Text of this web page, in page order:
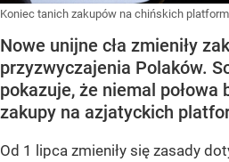
Koniec tanich zakupów na chińskich
Nowe unijne cła zmieniły
przyzwyczajenia Polaków.
pokazuje, że niemal połowa
zakupy na azjatyckich
Od 1 lipca zmieniły się zasady